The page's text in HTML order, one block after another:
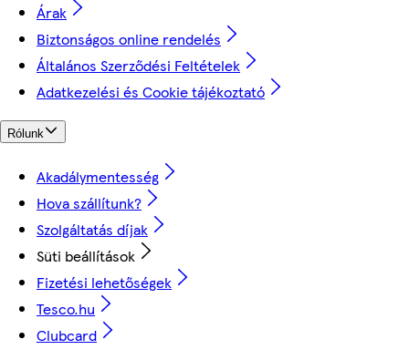
Árak
Biztonságos online rendelés
Általános Szerződési Feltételek
Adatkezelési és Cookie tájékoztató
Rólunk
Akadálymentesség
Hova szállítunk?
Szolgáltatás díjak
Süti beállítások
Fizetési lehetőségek
Tesco.hu
Clubcard